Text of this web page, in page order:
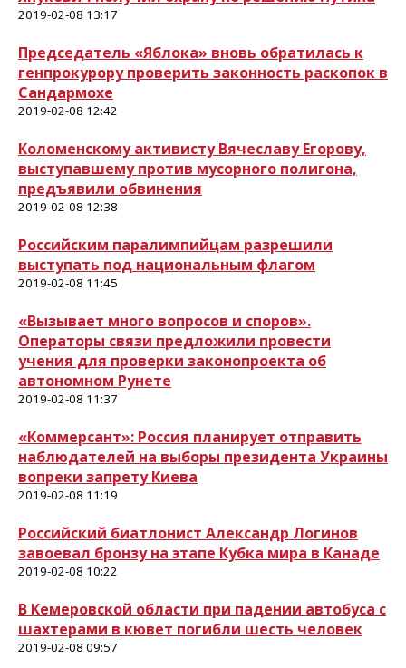
2019-02-08 13:17
Председатель «Яблока» вновь обратилась к
генпрокурору проверить законность раскопок в
Сандармохе
2019-02-08 12:42
Коломенскому активисту Вячеславу Егорову,
выступавшему против мусорного полигона,
предъявили обвинения
2019-02-08 12:38
Российским паралимпийцам разрешили
выступать под национальным флагом
2019-02-08 11:45
«Вызывает много вопросов и споров».
Операторы связи предложили провести
учения для проверки законопроекта об
автономном Рунете
2019-02-08 11:37
«Коммерсант»: Россия планирует отправить
наблюдателей на выборы президента Украины
вопреки запрету Киева
2019-02-08 11:19
Российский биатлонист Александр Логинов
завоевал бронзу на этапе Кубка мира в Канаде
2019-02-08 10:22
В Кемеровской области при падении автобуса с
шахтерами в кювет погибли шесть человек
2019-02-08 09:57